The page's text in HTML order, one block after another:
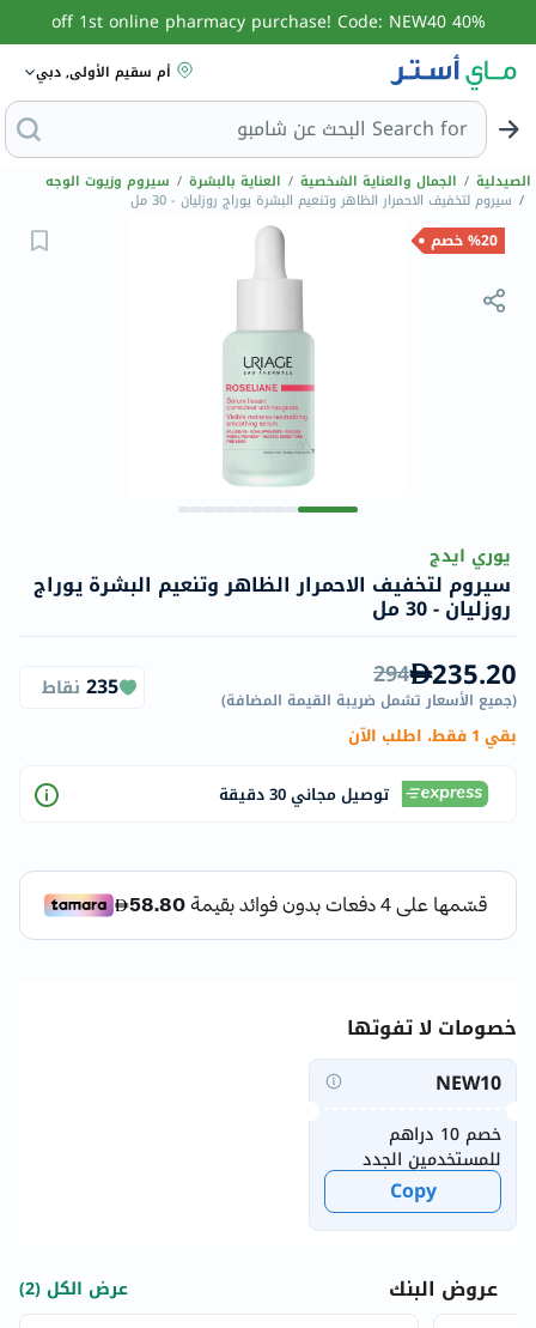
40% off 1st online pharmacy purchase! Code: NEW40
أم سقيم الأولى, دبي
Search for البحث ع
الصيدلية / الجمال والعناية الشخصية / العناية بالبشرة / سيروم وزيوت الوجه
/ سيروم لتخفيف الاحمرار الظاهر وتنعيم البشرة يوراج روزليان - 30 مل
%20 خصم
يوري ايدج
سيروم لتخفيف الاحمرار الظاهر وتنعيم البشرة يوراج
روزليان - 30 مل
235.20
294
(جميع الأسعار تشمل ضريبة القيمة المضافة)
235 نقاط
بقي 1 فقط، اطلب الآن
توصيل مجاني 30 دقيقة
خصومات لا تفوتها
NEW10
خصم 10 دراهم
للمستخدمين الجدد
Copy
عروض البنك
عرض الكل (2)